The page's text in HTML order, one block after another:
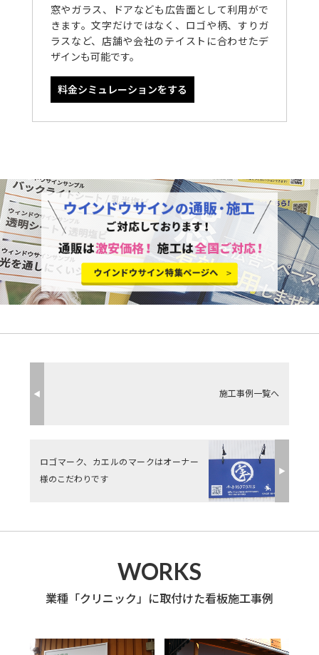
窓やガラス、ドアなども広告面として利用がで
きます。文字だけではなく、ロゴや柄、すりガ
ラスなど、店舗や会社のテイストに合わせたデ
ザインも可能です。
料金シミュレーションをする
◀︎ 施工事例一覧へ
ロゴマーク、カエルのマークはオーナー
様のこだわりです
▶︎
WORKS
業種「クリニック」に取付けた看板施工事例